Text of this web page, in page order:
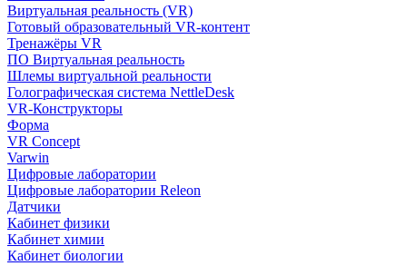
Виртуальная реальность (VR)
Готовый образовательный VR-контент
Тренажёры VR
ПО Виртуальная реальность
Шлемы виртуальной реальности
Голографическая система NettleDesk
VR-Конструкторы
Форма
VR Concept
Varwin
Цифровые лаборатории
Цифровые лаборатории Releon
Датчики
Кабинет физики
Кабинет химии
Кабинет биологии